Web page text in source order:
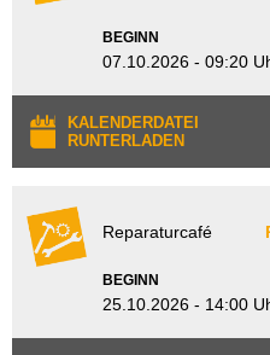
BEGINN
07.10.2026 - 09:20
KALENDERDATEI
RUNTERLADEN
Reparaturcafé
BEGINN
25.10.2026 - 14:00